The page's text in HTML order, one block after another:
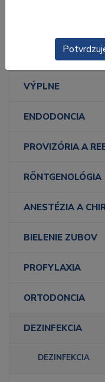
ODLTAČKOVANIE
VÝPLNE
ENDODONCIA
PROVIZÓRIA A
RÖNTGENOLÓGIA
ANESTÉZIA A
BIELENIE ZUBOV
PROFYLAXIA
ORTODONCIA
DEZINFEKCIA
DEZINFEKCIA